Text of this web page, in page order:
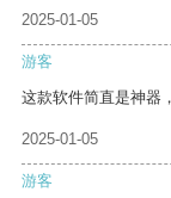
2025-01-05
游客
这款软件简直是神器
2025-01-05
游客